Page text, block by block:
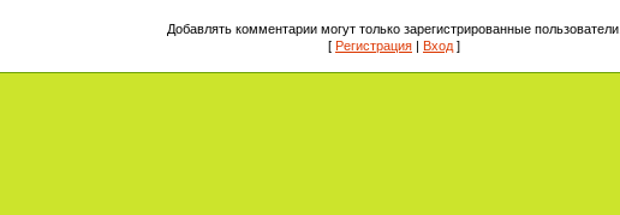
Добавлять комментарии могут только зарегистрированные пользователи.
[ Регистрация | Вход ]